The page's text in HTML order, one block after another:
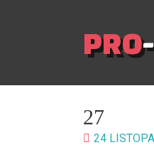
PRO
27
24